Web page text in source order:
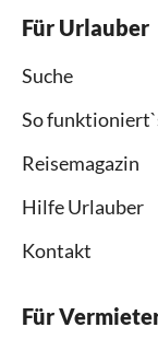
Für Urlauber
Suche
So
Reisemagazin
Hilfe Urlauber
Kontakt
Für